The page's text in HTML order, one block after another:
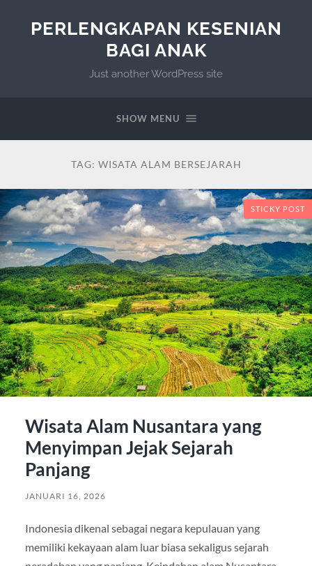
PERLENGKAPAN KESENIAN
BAGI ANAK
Just another WordPress site
SHOW MENU
TAG: WISATA ALAM BERSEJARAH
STICKY POST
Wisata Alam Nusantara yang
Menyimpan Jejak Sejarah
Panjang
JANUARI 16, 2026
Indonesia dikenal sebagai negara kepulauan yang
memiliki kekayaan alam luar biasa sekaligus sejarah